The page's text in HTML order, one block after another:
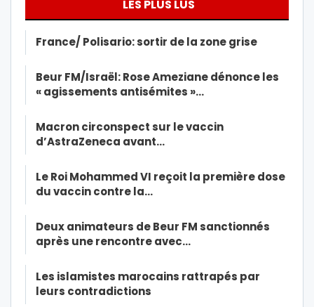
LES PLUS LUS
France/ Polisario: sortir de la zone grise
Beur FM/Israël: Rose Ameziane dénonce les
« agissements antisémites »…
Macron circonspect sur le vaccin
d’AstraZeneca avant…
Le Roi Mohammed VI reçoit la première dose
du vaccin contre la…
Deux animateurs de Beur FM sanctionnés
après une rencontre avec…
Les islamistes marocains rattrapés par
leurs contradictions